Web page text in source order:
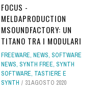
FOCUS -
MELDAPRODUCTION
MSOUNDFACTORY: UN
TITANO TRA I MODULARI
FREEWARE, NEWS, SOFTWARE
NEWS, SYNTH FREE, SYNTH
SOFTWARE, TASTIERE E
SYNTH
31 AGOSTO 2020